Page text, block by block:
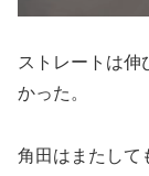
ストレートは伸
かった。
角田はまたして